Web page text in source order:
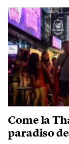
Come la
paradiso